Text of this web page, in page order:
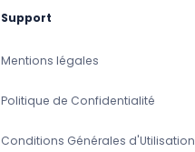
Support
Mentions légales
Politique de Confidentialité
Conditions Générales d'Utilisation